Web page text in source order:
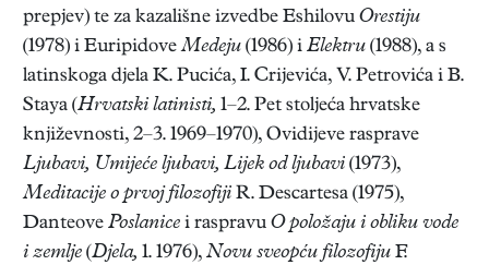
prepjev) te za kazališne izvedbe Eshilovu Orestiju
(1978) i EuripidoveMedeju (1986) i Elektru (1988), a s
latinskoga djela K. Pucića, I. Crijevića, V. Petrovića i B.
Staya (Hrvatski latinisti, 1–2. Pet stoljeća hrvatske
književnosti, 2–3. 1969–1970), Ovidijeve rasprave
Ljubavi, Umijeće ljubavi, Lijek od ljubavi (1973),
Meditacije o prvoj filozofiji R. Descartesa (1975),
Danteove Poslanice i raspravu O položaju i obliku vode
i zemlje (Djela, 1. 1976), Novu sveopću filozofiju F.